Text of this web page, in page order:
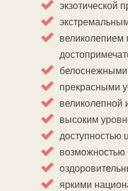
экзотической
великолепием
прекрасными
великолепной
высоким
доступностью
возможностью
яркими